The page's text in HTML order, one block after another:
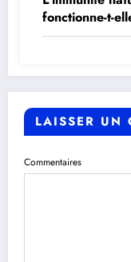
fonctionne-t-
LAISSER UN
Commentaires